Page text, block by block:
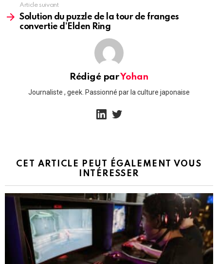
Article suivant
Solution du puzzle de la tour de franges
convertie d’Elden Ring
Rédigé parYohan
Journaliste , geek. Passionné par la culture japonaise
CET ARTICLE PEUT ÉGALEMENT VOUS
INTÉRESSER